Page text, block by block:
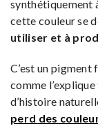
synthétiquement
cette couleur se
utiliser et à
C’est un
comme
d’histoire
perd des